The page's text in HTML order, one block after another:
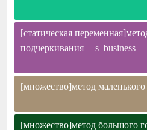
[статическая
подчеркивания | _s_business
[множество]метод маленького
[множество]метод большого